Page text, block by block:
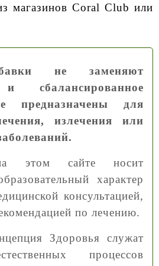
магазинов Coral Club или
не заменяют
сбалансированное
предназначены для
излечения или
этом сайте носит
характер
консультацией,
по лечению.
Здоровья служат
процессов